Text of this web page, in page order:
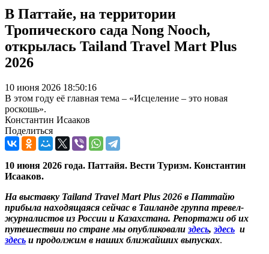
В Паттайе, на территории
Тропического сада Nong Nooch,
открылась Tailand Travel Mart Plus
2026
10 июня 2026 18:50:16
В этом году её главная тема – «Исцеление – это новая
роскошь».
Константин Исааков
Поделиться
10 июня 2026 года. Паттайя. Вести Туризм. Константин
Исааков.
На выставку Tailand Travel Mart Plus 2026 в Паттайю
прибыла находящаяся сейчас в Таиланде группа тревел-
журналистов из России и Казахстана. Репортажи об их
путешествии по стране мы опубликовализдесь, здесь и
здесь и продолжим в наших ближайших выпусках.